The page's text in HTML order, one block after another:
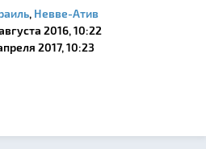
, Невве-Атив
2016, 10:22
2017, 10:23